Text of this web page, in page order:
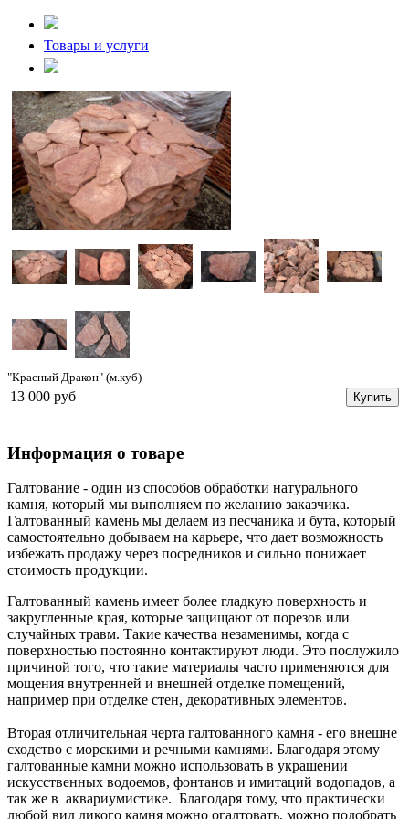
Товары и услуги
"Красный Дракон" (м.куб)
13 000 руб Купить
Информация о товаре
Галтование - один из способов обработки натурального
камня, который мы выполняем по желанию заказчика.
Галтованный камень мы делаем из песчаника и бута, который
самостоятельно добываем на карьере, что дает возможность
избежать продажу через посредников и сильно понижает
стоимость продукции.
Галтованный камень имеет более гладкую поверхность и
закругленные края, которые защищают от порезов или
случайных травм. Такие качества незаменимы, когда с
поверхностью постоянно контактируют люди. Это послужило
причиной того, что такие материалы часто применяются для
мощения внутренней и внешней отделке помещений,
например при отделке стен, декоративных элементов.
Вторая отличительная черта галтованного камня - его внешне
сходство с морскими и речными камнями. Благодаря этому
галтованные камни можно использовать в украшении
искусственных водоемов, фонтанов и имитаций водопадов, а
так же в аквариумистике. Благодаря тому, что практически
любой вид дикого камня можно огалтовать, можно подобрать